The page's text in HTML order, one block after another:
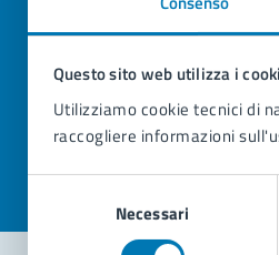
Questo sito web utilizza i
Utilizziamo cookie tecnici di
raccogliere informazioni
consenso
Necessari